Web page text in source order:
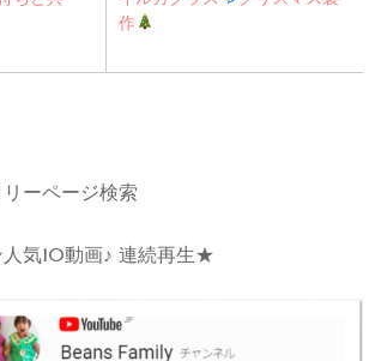
作
ーページ検索
気10動画♪ 連続再生★